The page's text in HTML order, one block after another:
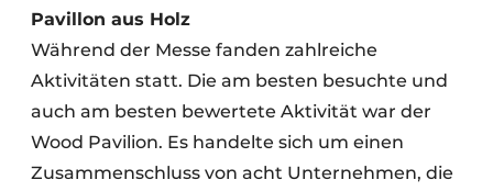
Pavillon aus Holz
Während der Messe fanden zahlreiche
Aktivitäten statt. Die am besten besuchte und
auch am besten bewertete Aktivität war der
Wood Pavilion. Es handelte sich um einen
Zusammenschluss von acht Unternehmen, die